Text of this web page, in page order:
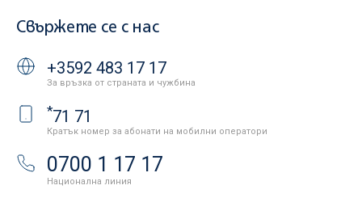
Свържете се с нас
+3592 483 17 17
За връзка от страната и чужбина
*71 71
Кратък номер за абонати на мобилни оператори
0700 1 17 17
Национална линия